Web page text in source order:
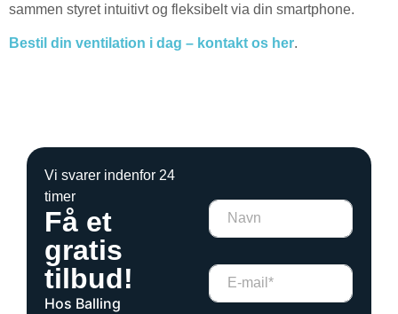
sammen styret intuitivt og fleksibelt via din smartphone.
Bestil din ventilation i dag – kontakt os her.
Vi svarer indenfor 24
timer
Få et
gratis
tilbud!
Hos Balling
N
v
*
*
E
a